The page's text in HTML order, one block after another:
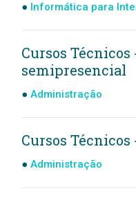
Informática para
Cursos
semipresencial
Administração
Cursos
Administração